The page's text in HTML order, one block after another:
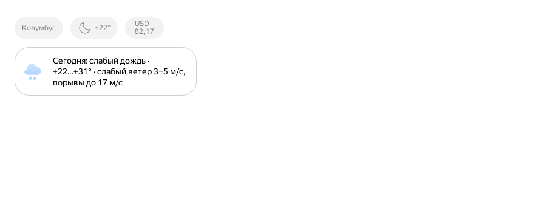
Колумбус +22°
Курсы ЦБ
РФ
USD
82,17
Сегодня: слабый дождь ·
+22⁠…⁠+31⁠° · слабый ветер 3⁠–⁠5 м⁠/⁠с,
порывы до 17 м⁠/⁠с